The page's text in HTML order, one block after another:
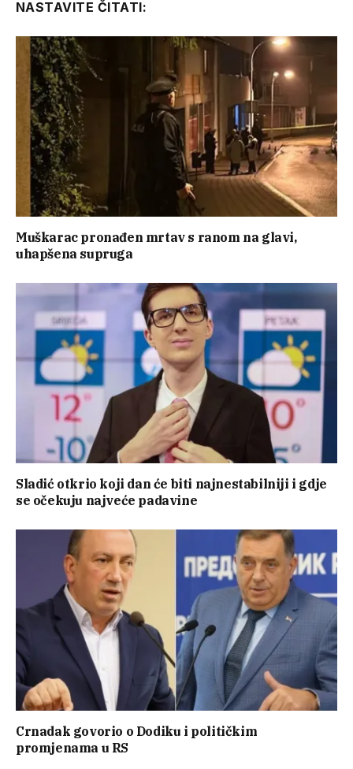
NASTAVITE ČITATI:
Muškarac pronađen mrtav s ranom na glavi,
uhapšena supruga
Sladić otkrio koji dan će biti najnestabilniji i gdje
se očekuju najveće padavine
Crnadak govorio o Dodiku i političkim
promjenama u RS